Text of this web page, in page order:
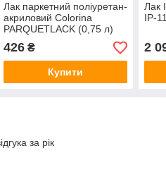
Лак паркетний поліуретан-
акриловий Colorina
PARQUETLACK (0,75 л)
(шовковисто-матовий)
426₴
Купити
Лак
ІР-
2
за рік